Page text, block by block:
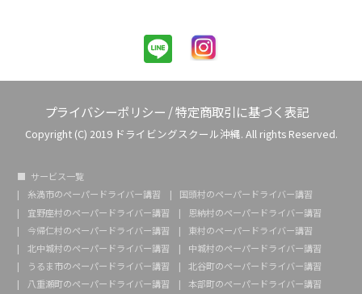
プライバシーポリシー /特定商取引に基づく表記
Copyright (C) 2019 ドライビングスクール沖縄. All rights Reserved.
サービス一覧
糸満市のペーパードライバー講習
国頭村のペーパードライバー講習
宜野座村のペーパードライバー講習
恩納村のペーパードライバー講習
今帰仁村のペーパードライバー講習
東村のペーパードライバー講習
北中城村のペーパードライバー講習
中城村のペーパードライバー講習
うるま市のペーパードライバー講習
北谷町のペーパードライバー講習
八重瀬町のペーパードライバー講習
本部町のペーパードライバー講習